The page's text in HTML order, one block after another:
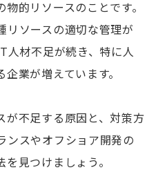
的リソースのことです。
リソースの適切な管理が
人材不足が続き、特に人
業が増えています。
が不足する原因と、対策方
ンスやオフショア開発の
見つけましょう。